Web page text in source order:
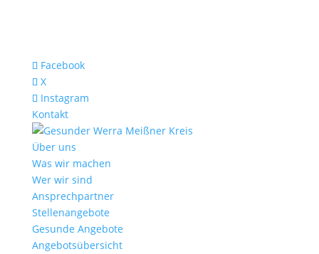
Facebook
X
Instagram
Kontakt
Über uns
Was wir machen
Wer wir sind
Ansprechpartner
Stellenangebote
Gesunde Angebote
Angebotsübersicht